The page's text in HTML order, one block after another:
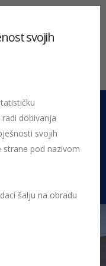
centar
svojih
dobivanja
svojih
pod nazivom
šalju na obradu